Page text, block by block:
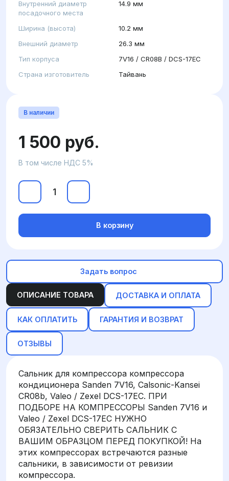
Внутренний диаметр
посадочного места
14.9 мм
Ширина (высота)
10.2 мм
Внешний диаметр
26.3 мм
Тип корпуса
7V16 / CR08B / DCS-17EC
Страна изготовитель
Тайвань
ОПИСАНИЕ ТОВАРА ДОСТАВКА И ОПЛАТА
КАК ОПЛАТИТЬ ГАРАНТИЯ И ВОЗВРАТ
ОТЗЫВЫ
Сальник для компрессора компрессора
кондиционера Sanden 7V16, Calsonic-Kansei
CR08b, Valeo / Zexel DCS-17EC. ПРИ
ПОДБОРЕ НА КОМПРЕССОРЫ Sanden 7V16 и
Valeo / Zexel DCS-17EC НУЖНО
ОБЯЗАТЕЛЬНО СВЕРИТЬ САЛЬНИК С
ВАШИМ ОБРАЗЦОМ ПЕРЕД ПОКУПКОЙ! На
этих компрессорах встречаются разные
сальники, в зависимости от ревизии
компрессора.
В наличии
1 500 руб.
В том числе НДС 5%
В корзину
Задать вопрос